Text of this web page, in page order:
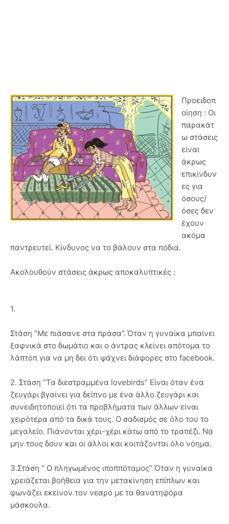
Προειδοπ
οίηση : Οι
παρακάτ
ω στάσεις
είναι
άκρως
επικίνδυν
ες για
όσους/
όσες δεν
έχουν
ακόμα
παντρευτεί. Κίνδυνος να το βάλουν στα πόδια.
Ακολουθούν στάσεις άκρως αποκαλυπτικές :
1.
Στάση “Με πιάσανε στα πράσα”. Όταν η γυναίκα μπαίνει
ξαφνικά στο δωμάτιο και ο άντρας κλείνει απότομα το
λάπτοπ για να μη δει ότι ψάχνει διάφορες στο facebook.
2. Στάση “Τα διεστραμμένα lovebirds” Είναι όταν ένα
ζευγάρι βγαίνει για δείπνο με ένα άλλο ζευγάρι και
συνειδητοποιεί ότι τα προβλήματα των άλλων είναι
χειρότερα από τα δικά τους. Ο σαδισμός σε όλο του το
μεγαλείο. Πιάνονται χέρι-χέρι κάτω από το τραπέζι. Να
μην τους δουν και οι άλλοι και κοιτάζονται όλο νόημα.
3.Στάση ” Ο πληγωμένος ιποππόταμος” Όταν η γυναίκα
χρειάζεται βοήθεια για την μετακίνηση επίπλων και
φωνάζει εκείνον τον νεαρό με τα θανατηφόρα
μάσκουλα.